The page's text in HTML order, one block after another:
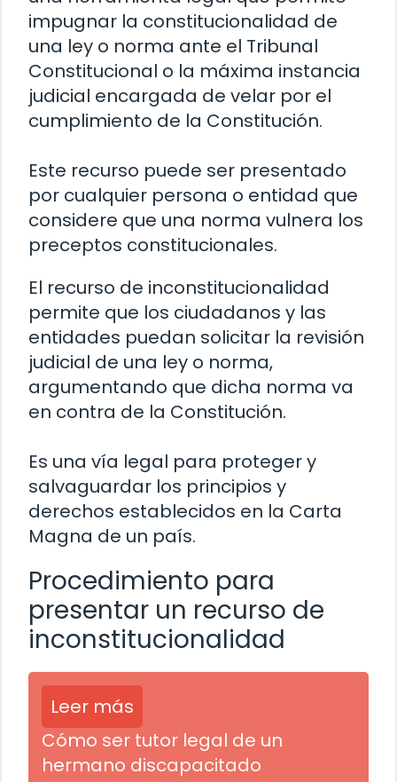
impugnar la constitucionalidad de
una ley o norma ante el Tribunal
Constitucional o la máxima instancia
judicial encargada de velar por el
cumplimiento de la Constitución.
Este recurso puede ser presentado
por cualquier persona o entidad que
considere que una norma vulnera los
preceptos constitucionales.
El recurso de inconstitucionalidad
permite que los ciudadanos y las
entidades puedan solicitar la revisión
judicial de una ley o norma,
argumentando que dicha norma va
en contra de la Constitución.
Es una vía legal para proteger y
salvaguardar los principios y
derechos establecidos en la Carta
Magna de un país.
Procedimiento para
presentar un recurso de
inconstitucionalidad
Leer más
Cómo ser tutor legal de un
hermano discapacitado